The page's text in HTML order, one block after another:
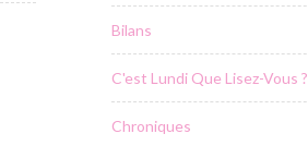
Bilans
C'est Lundi Que Lisez-Vous ?
Chroniques